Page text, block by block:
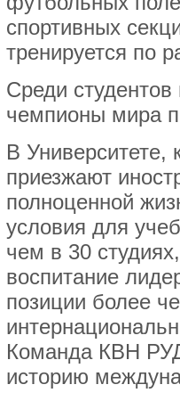
спортивных
тренируется по
Среди
чемпионы мира
В Университете,
приезжают
полноценной
условия для
чем в 30
воспитание
позиции более
Команда КВН
историю